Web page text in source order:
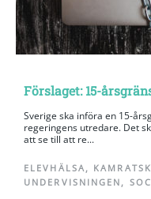
Förslaget: 15-
Sverige ska införa en 15-
regeringens utredare. Det
att se till att re...
ELEVHÄLSA,
UNDERVISNINGEN ,